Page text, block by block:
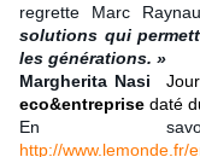
regrette Marc
solutions qui
les générations. »
Margherita Nasi
eco&entreprise daté
En
http://www.lemonde.fr/